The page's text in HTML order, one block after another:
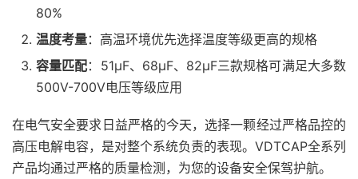
80%
温度考量：高温环境优先选择温度等级更高的规格
容量匹配：51μF、68μF、82μF三款规格可满足大多数
500V-700V电压等级应用
在电气安全要求日益严格的今天，选择一颗经过严格品控的
高压电解电容，是对整个系统负责的表现。VDTCAP全系列
产品均通过严格的质量检测，为您的设备安全保驾护航。